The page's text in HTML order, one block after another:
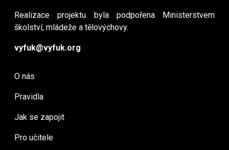
Realizace projektu byla podpořena Ministerstvem
školství, mládeže a tělovýchovy.
vyfuk@vyfuk.org
O nás
Pravidla
Jak se zapojit
Pro učitele